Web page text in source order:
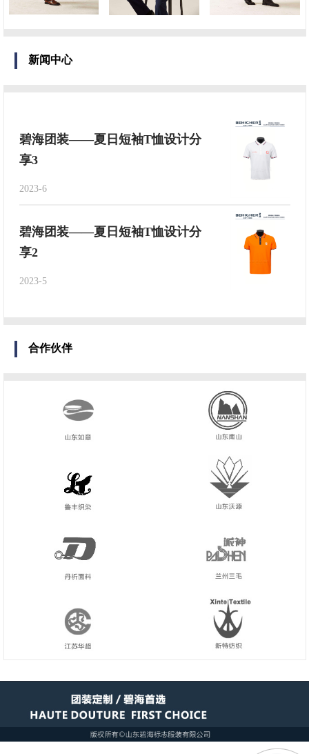
新闻中心
碧海团装——夏日短袖T恤设计分
享3
2023-6
碧海团装——夏日短袖T恤设计分
享2
2023-5
合作伙伴